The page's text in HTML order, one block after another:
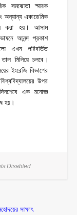
সমঝোতা স্মারক
অন্যান্য একাডেমিক
করা হয়। আসাম
আনন্দ প্রকাশ
এখন পরিবর্তিত
তাল মিলিয়ে চলবে।
ইংরেজি বিভাগের
উপর
এক মনোজ্ঞ
হয়।
Disabled
সাক্ষাৎ